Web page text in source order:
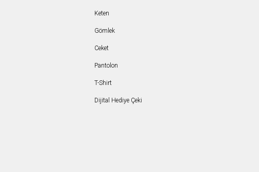
Keten
Gömlek
Ceket
Pantolon
T-Shirt
Dijital Hediye Çeki